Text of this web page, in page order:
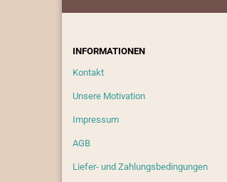
INFORMATIONEN
Kontakt
Unsere Motivation
Impressum
AGB
Liefer- und Zahlungsbedingungen